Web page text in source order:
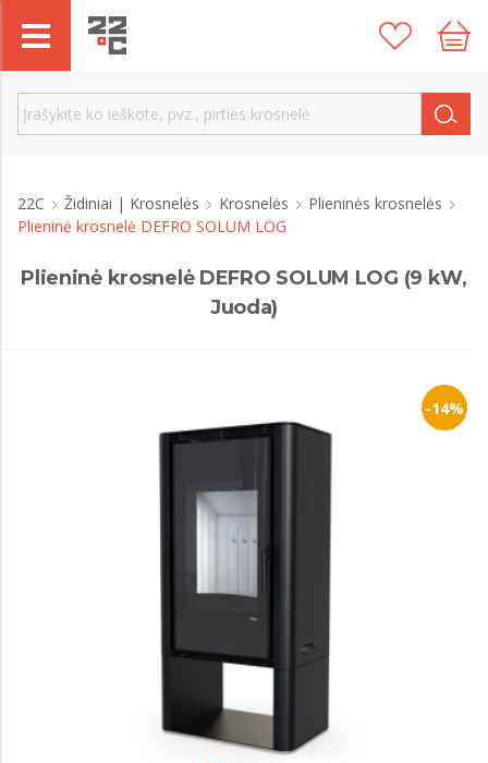
22C Židiniai | Krosnelės Krosnelės
Plieninės krosnelės
Plieninė krosnelė DEFRO SOLUM LOG
Plieninė krosnelė DEFRO SOLUM LOG (9 kW,
Juoda)
-14%